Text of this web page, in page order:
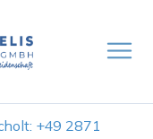
+49 2871